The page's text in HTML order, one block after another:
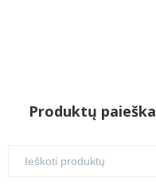
Produktų paieška